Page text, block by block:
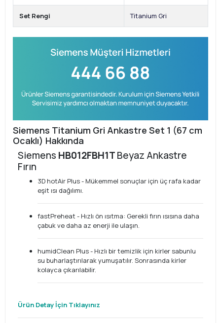
Set Rengi Titanium Gri
Siemens Titanium Gri Ankastre Set 1 (67 cm
Ocaklı) Hakkında
Siemens HB012FBH1TBeyaz Ankastre
Fırın
3D hotAir Plus - Mükemmel sonuçlar için üç rafa kadar
eşit ısı dağılımı.
fastPreheat - Hızlı ön ısıtma: Gerekli fırın ısısına daha
çabuk ve daha az enerji ile ulaşın.
humidClean Plus - Hızlı bir temizlik için kirler sabunlu
su buharlaştırılarak yumuşatılır. Sonrasında kirler
kolayca çıkarılabilir.
Ürün Detay İçin Tıklayınız